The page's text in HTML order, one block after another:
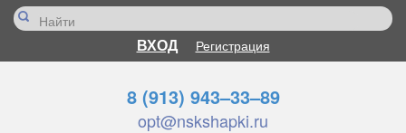
ВХОД Регистрация
8 (913) 943–33–89
opt@nskshapki.ru